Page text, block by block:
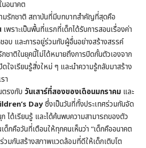
อนาคต
มรักชาติ สถาบันที่มีบทบาทสำคัญที่สุดคือ
เพราะเป็นพื้นที่แรกที่เด็กได้รับการสอนเรื่องค่า
บ และการอยู่ร่วมกับผู้อื่นอย่างสร้างสรรค์
ชาติในยุคนี้ไม่ได้หมายถึงการปิดกั้นตัวเองจาก
ใจเรียนรู้สิ่งใหม่ ๆ และนำความรู้กลับมาสร้าง
า
ตรงกับ วันเสาร์ที่สองของเดือนมกราคม และ
Dayซึ่งเป็นวันที่ทั้งประเทศร่วมกันจัด
ได้เรียนรู้ และได้ค้นพบความสามารถของตัว
ด็กคือวันที่เตือนให้ทุกคนเห็นว่า “เด็กคืออนาคต
วมกันสร้างสภาพแวดล้อมที่ดีให้เด็กเติบโต